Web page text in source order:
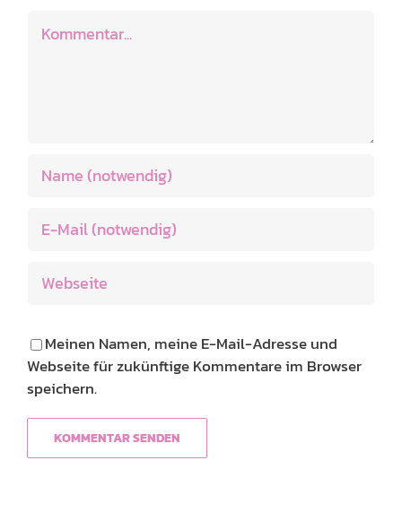
Meinen Namen, meine E-Mail-Adresse und
Webseite für zukünftige Kommentare im Browser
speichern.